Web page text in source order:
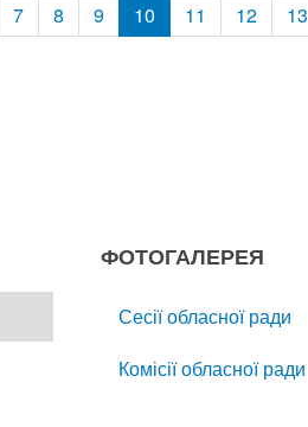
7 8 9 10 11 12 13
ФОТОГАЛЕРЕЯ
Сесії обласної ради
Комісії обласної ради